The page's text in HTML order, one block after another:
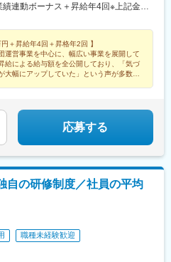
連動ボーナス＋昇給年4回※上記金額
大6ヶ月の試用期間あり（期間中は月
分の固定残業代7万8300円～を含む/
や能力を考慮の上、金額を決定しま
円＋昇給年4回＋昇格年2回 】
運営事業を中心に、幅広い事業を展開して
給による給与額を全公開しており、「気づ
大幅にアップしていた」という声が多数。
応募する
自の研修制度／社員の平均
職種未経験歓迎